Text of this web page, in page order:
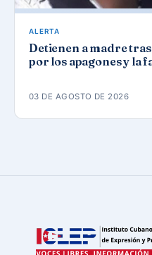
ALERTA
Detienen a madre
por los apagones y la
03 DE AGOSTO DE 2026